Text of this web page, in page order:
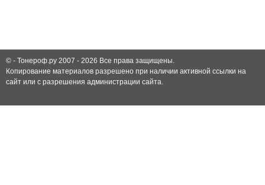
© - Тонероф.ру 2007 - 2026 Все права защищены.
Копирование материалов разрешено при наличии активной ссылки на
сайт или с разрешения администрации сайта.